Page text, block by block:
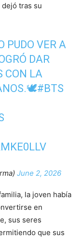
tras su
PUDO VER A
DAR
CON LA
#BTS
June 2, 2026
la joven había
en
sus seres
que sus